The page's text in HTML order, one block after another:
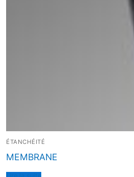
ÉTANCHÉITÉ
MEMBRANE